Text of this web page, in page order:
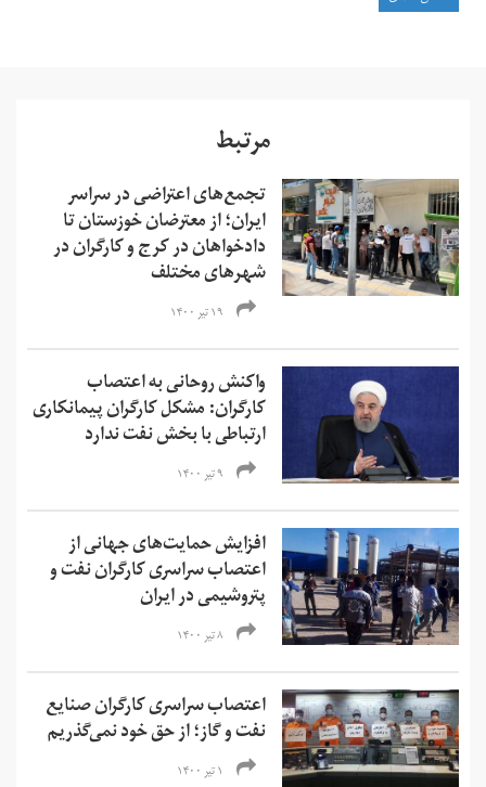
مرتبط
تجمع‌های اعتراضی در سراسر
ایران؛ از معترضان خوزستان تا
دادخواهان در کرج و کارگران در
شهرهای مختلف
۱۹ تیر ۱۴۰۰
واکنش روحانی به اعتصاب
کارگران: مشکل کارگران پیمانکاری
ارتباطی با بخش نفت ندارد
۹ تیر ۱۴۰۰
افزایش حمایت‌های جهانی از
اعتصاب سراسری کارگران نفت و
پتروشیمی در ایران
۸ تیر ۱۴۰۰
اعتصاب سراسری کارگران صنایع
نفت و گاز؛ از حق خود نمی‌گذریم
۱ تیر ۱۴۰۰